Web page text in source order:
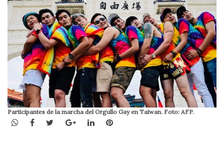
Participantes de la marcha del Orgullo Gay en Taiwan. Foto: AFP.
WhatsApp
Facebook
TwitterGoogle+LinkedInPinterest